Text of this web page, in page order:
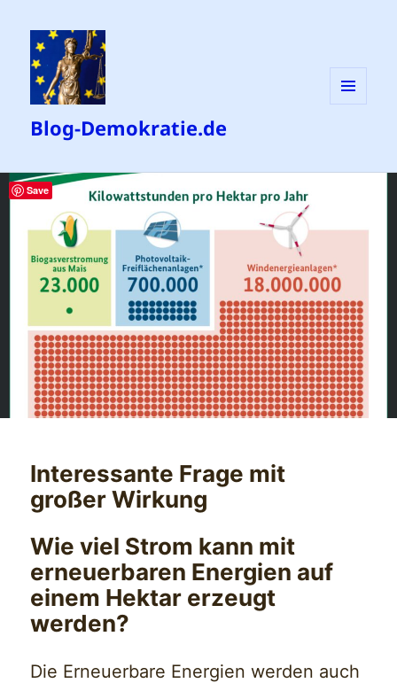
Blog-Demokratie.de
Interessante Frage mit
großer Wirkung
Wie viel Strom kann mit
erneuerbaren Energien auf
einem Hektar erzeugt
werden?
Die Erneuerbare Energien werden auch
Save